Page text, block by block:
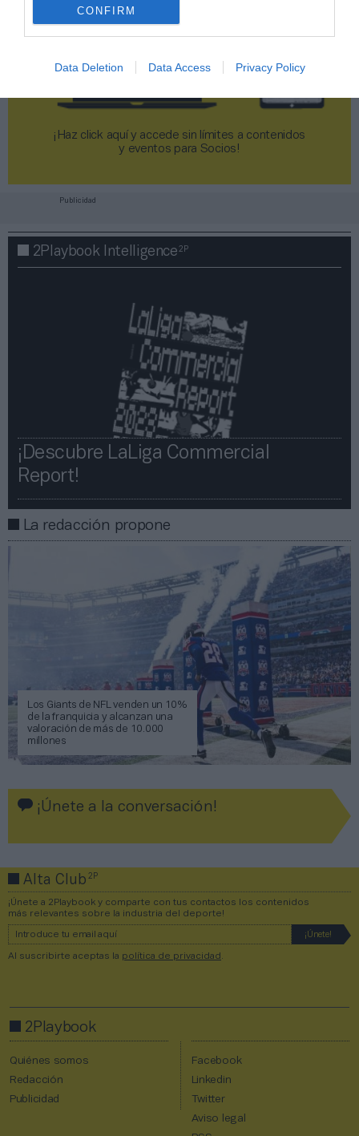
CONFIRM
Data Deletion Data Access Privacy Policy
¡Haz click aquí y accede sin límites a contenidos
y eventos para Socios!​​​​​​​
Publicidad
2Playbook Intelligence2P
¡Descubre LaLiga Commercial
Report!​​
La redacción propone
Los Giants de NFL venden un 10%
de la franquicia y alcanzan una
valoración de más de 10.000
millones
¡Únete a la conversación!
Alta Club2P
¡Únete a 2Playbook y comparte con tus contactos los contenidos
más relevantes sobre la industria del deporte!
Al suscribirte aceptas la política de privacidad
2Playbook
Quiénes somos
Redacción
Publicidad
Facebook
Linkedin
Twitter
Aviso legal